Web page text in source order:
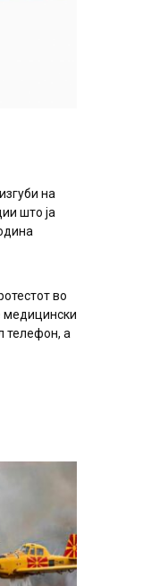
на
што ја
во
медицински
телефон, а